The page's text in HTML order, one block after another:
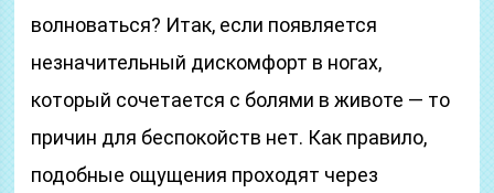
волноваться? Итак, если появляется
незначительный дискомфорт в ногах,
который сочетается с болями в животе — то
причин для беспокойств нет. Как правило,
подобные ощущения проходят через